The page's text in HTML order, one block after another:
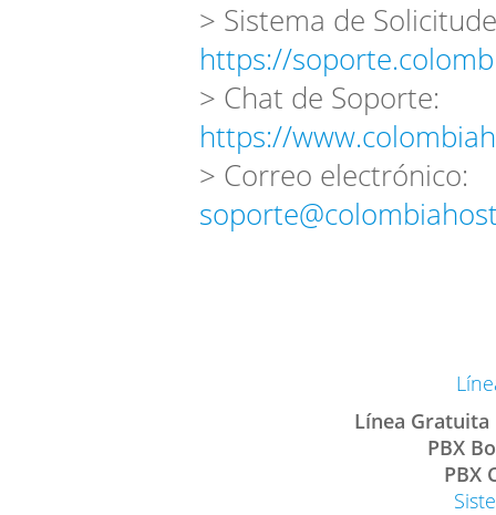
> Sistema de
https://
> Chat de Soporte:
https://
> Correo electrónico:
Línea Gratuita
PBX
PBX